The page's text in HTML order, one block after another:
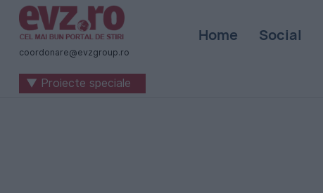
Știri
naționale
internaționale
coordonare@evzgroup.ro
Home Social
▼ Proiecte speciale